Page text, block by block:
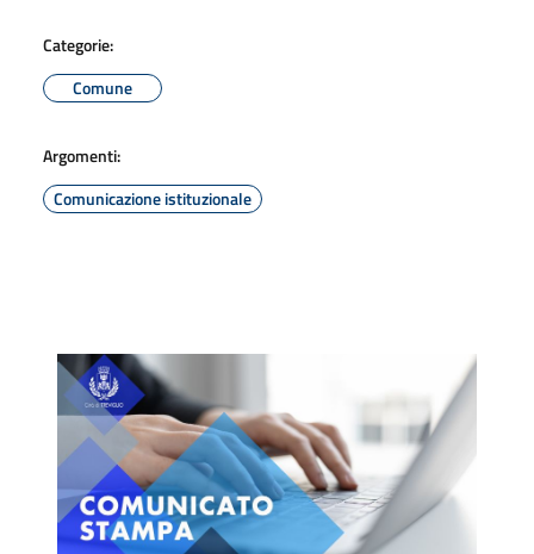
Categorie:
Comune
Argomenti:
Comunicazione istituzionale